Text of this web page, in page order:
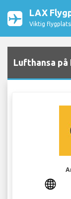
LAX
Viktig
Lufthansa